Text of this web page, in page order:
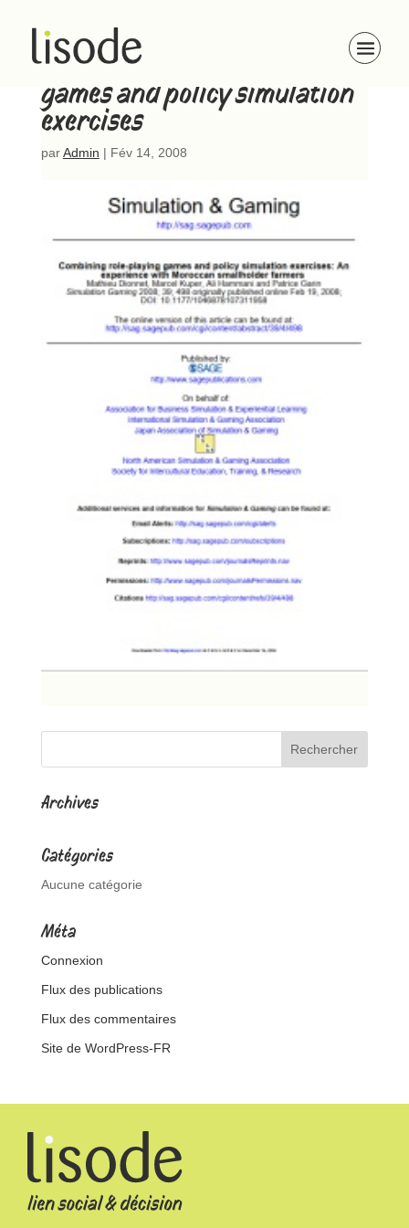
Combining role-playing
games and policy simulation
exercises
parAdmin | Fév 14, 2008
Archives
Catégories
Aucune catégorie
Méta
Connexion
Flux des publications
Flux des commentaires
Site de WordPress-FR